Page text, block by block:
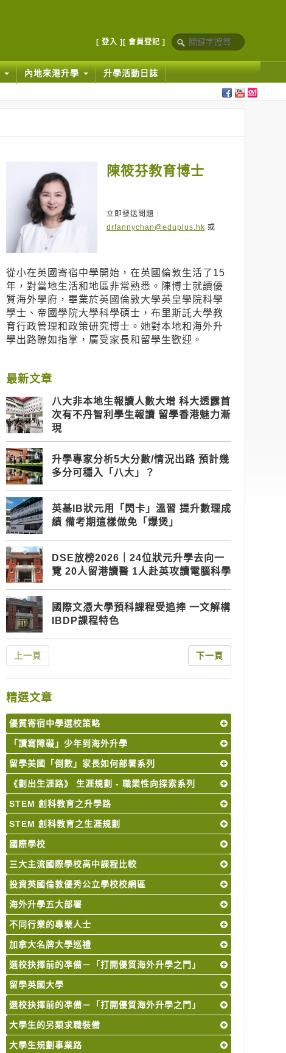
[ 登入 ] [ 會員登記 ]
內地來港升學 升學活動日誌
陳筱芬教育博士
立即發送問題﹕
drfannychan@eduplus.hk 或
從小在英國寄宿中學開始，在英國倫敦生活了15
年，對當地生活和地區非常熟悉。陳博士就讀優
質海外學府，畢業於英國倫敦大學英皇學院科學
學士、帝國學院大學科學碩士，布里斯託大學教
育行政管理和政策研究博士。她對本地和海外升
學出路瞭如指掌，廣受家長和留學生歡迎。
最新文章
八大非本地生報讀人數大增 科大透露首
次有不丹智利學生報讀 留學香港魅力漸
現
升學專家分析5大分數/情況出路 預計幾
多分可穩入「八大」？
英基IB狀元用「閃卡」溫習 提升數理成
績 備考期這樣做免「爆煲」
DSE放榜2026｜24位狀元升學去向一
覽 20人留港讀醫 1人赴英攻讀電腦科學
國際文憑大學預科課程受追捧 一文解構
IBDP課程特色
上一頁 下一頁
精選文章
優質寄宿中學選校策略
「讀寫障礙」少年到海外升學
留學美國「倒數」家長如何部署系列
《劃出生涯路》 生涯規劃 - 職業性向探索系列
STEM 創科教育之升學路
STEM 創科教育之生涯規劃
國際學校
三大主流國際學校高中課程比較
投資英國倫敦優秀公立學校校網區
海外升學五大部署
不同行業的專業人士
加拿大名牌大學巡禮
選校抉擇前的凖備－「打開優質海外升學之門」
留學英國大學
選校抉擇前的凖備－「打開優質海外升學之門」
大學生的另類求職裝備
大學生規劃事業路